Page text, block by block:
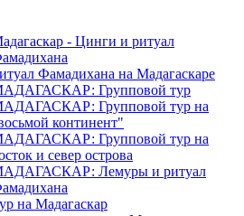
- Цинги и ритуал
Фамадихана на Мадагаскаре
Групповой тур
Групповой тур на
континент"
Групповой тур на
и север острова
Лемуры и ритуал
на Мадагаскар